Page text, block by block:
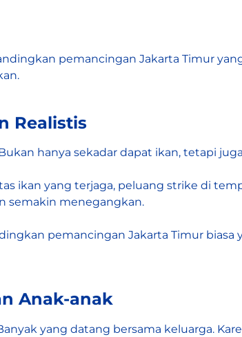
pemancingan Jakarta Timur
Realistis
hanya sekadar dapat ikan, tetapi
ikan yang terjaga, peluang strike di
semakin menegangkan.
pemancingan Jakarta Timur biasa
Anak-anak
yang datang bersama keluarga.